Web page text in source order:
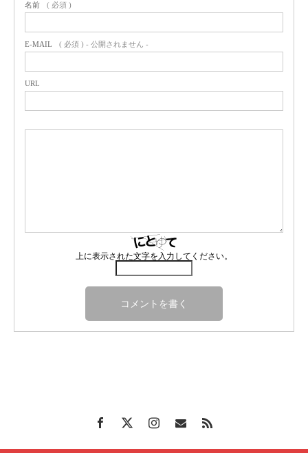
名前 ( 必須 )
E-MAIL ( 必須 ) - 公開されません -
URL
上に表示された文字を入力してください。